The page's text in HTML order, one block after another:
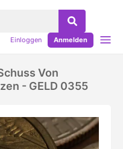
Einloggen Anmelden
Von
- GELD 0355